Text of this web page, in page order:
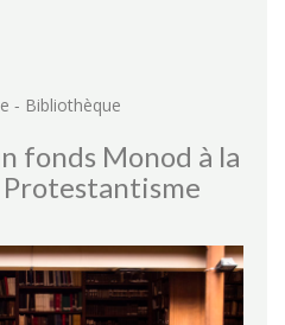
- Bibliothèque
fonds Monod à la